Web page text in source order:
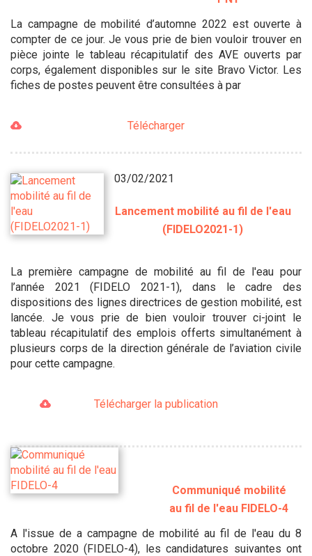
La campagne de mobilité d’automne 2022 est ouverte à
compter de ce jour. Je vous prie de bien vouloir trouver en
pièce jointe le tableau récapitulatif des AVE ouverts par
corps, également disponibles sur le site Bravo Victor. Les
fiches de postes peuvent être consultées à par
Télécharger
03/02/2021
Lancement mobilité au fil de l'eau
(FIDELO2021-1)
La première campagne de mobilité au fil de l'eau pour
l’année 2021 (FIDELO 2021-1), dans le cadre des
dispositions des lignes directrices de gestion mobilité, est
lancée. Je vous prie de bien vouloir trouver ci-joint le
tableau récapitulatif des emplois offerts simultanément à
plusieurs corps de la direction générale de l’aviation civile
pour cette campagne.
Télécharger la publication
Communiqué mobilité
au fil de l'eau FIDELO-4
A l'issue de a campagne de mobilité au fil de l'eau du 8
octobre 2020 (FIDELO-4), les candidatures suivantes ont